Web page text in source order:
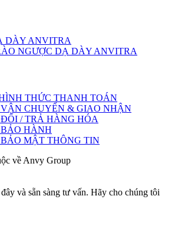
DÀY ANVITRA
NGƯỢC DẠ DÀY ANVITRA
THỨC THANH TOÁN
CHUYỂN & GIAO NHẬN
/ TRẢ HÀNG HÓA
HÀNH
MẬT THÔNG TIN
về Anvy Group
và sẵn sàng tư vấn. Hãy cho chúng tôi